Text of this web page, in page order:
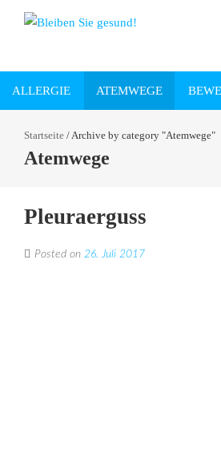
ALLERGIE ATEMWEGE
Startseite /Archive by category "Atemwege"
Atemwege
Pleuraerguss
Posted on 26. Juli 2017